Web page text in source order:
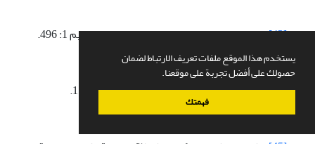
يستخدم هذا الموقع ملفات تعريف الارتباط لضمان
حصولك على أفضل تجربة على موقعنا.
فهمتك
[43] . مستمسك العروة الوثقی، السيد محسن الحكيم 1: 496.
[44] . منهاج الصالحين، السيد محسن الحکيم 1 : 157.